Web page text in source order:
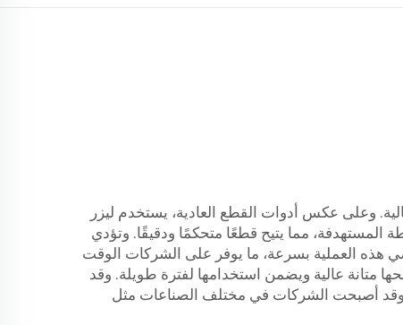
وعلى عكس أدوات القطع العادية، يستخدم ليزر
المستهدفة، مما يتيح قطعًا متحكمًا ودقيقًا. وتؤدي
هذه العملية بسرعة، ما يوفر على الشركات الوقت
متانة عالية ويضمن استخدامها لفترة طويلة. وقد
وقد أصبحت الشركات في مختلف الصناعات مثل